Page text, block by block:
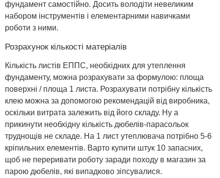
фундамент самостійно. Досить володіти невеликим
набором інструментів і елементарними навичками
роботи з ними.
Розрахунок кількості матеріалів
Кількість листів ЕППС, необхідних для утеплення
фундаменту, можна розрахувати за формулою: площа
поверхні / площа 1 листа. Розрахувати потрібну кількість
клею можна за допомогою рекомендацій від виробника,
оскільки витрата залежить від його складу. Ну а
прикинути необхідну кількість дюбелів-парасольок
труднощів не складе. На 1 лист утеплювача потрібно 5-6
кріпильних елементів. Варто купити штук 10 запасних,
щоб не переривати роботу заради походу в магазин за
парою дюбелів, які випадково зіпсувалися.